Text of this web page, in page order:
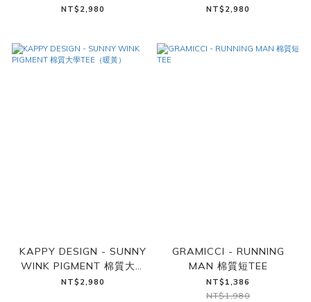
TEE（炭黑）
NT$2,980
TEE（天空藍）
NT$2,980
KAPPY DESIGN - SUNNY
WINK PIGMENT 棉質大學
TEE（暖黃）
NT$2,980
GRAMICCI - RUNNING
MAN 棉質短TEE
NT$1,386
NT$1,980